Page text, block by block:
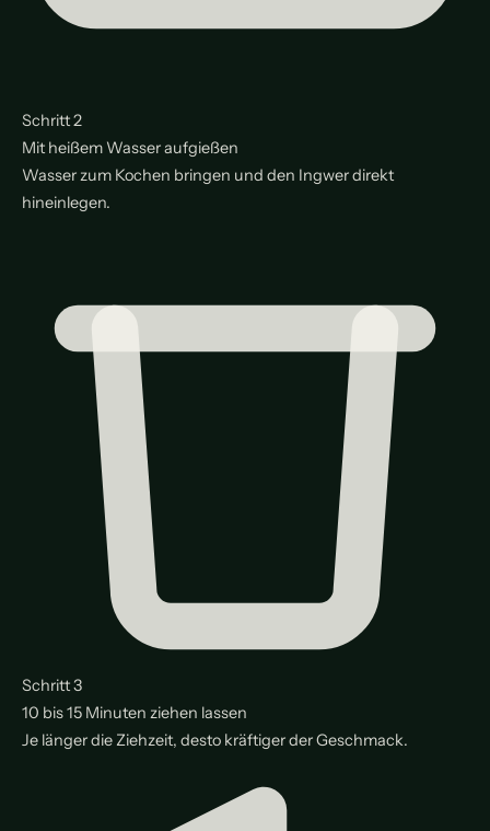
Schritt 2
Mit heißem Wasser aufgießen
Wasser zum Kochen bringen und den Ingwer direkt
hineinlegen.
Schritt 3
10 bis 15 Minuten ziehen lassen
Je länger die Ziehzeit, desto kräftiger der Geschmack.